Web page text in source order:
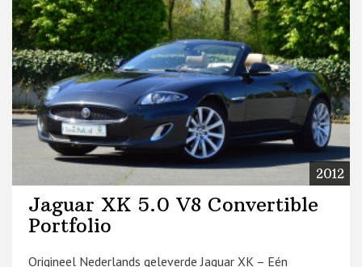
2012
Jaguar XK 5.0 V8 Convertible
Portfolio
Origineel Nederlands geleverde Jaguar XK – Eén